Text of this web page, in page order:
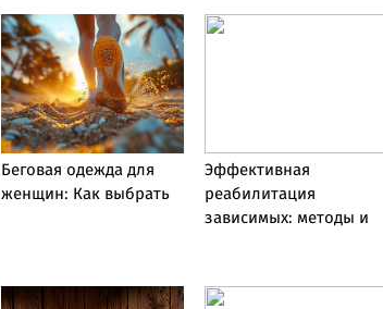
Беговая одежда для
женщин: Как выбрать
Эффективная
реабилитация
зависимых: методы и